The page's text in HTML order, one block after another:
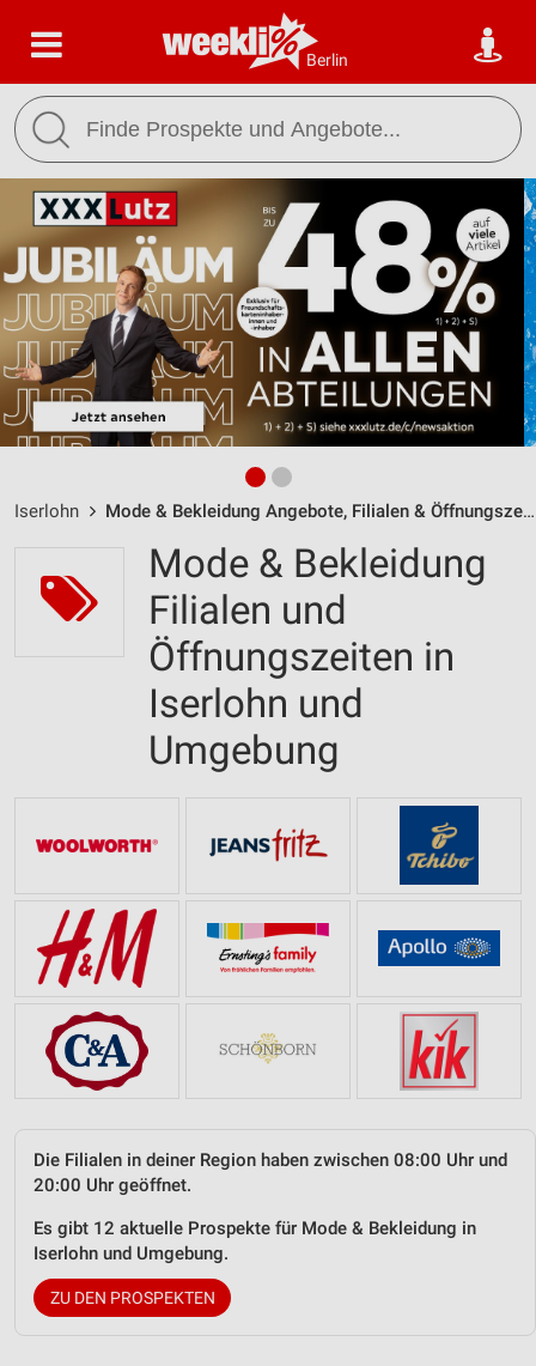
Berlin
Iserlohn Mode & Bekleidung Angebote, Filialen & Öffnungszeiten
Mode & Bekleidung
Filialen und
Öffnungszeiten in
Iserlohn und
Umgebung
Die Filialen in deiner Region haben zwischen 08:00 Uhr und
20:00 Uhr geöffnet.
Es gibt 12 aktuelle Prospekte für Mode & Bekleidung in
Iserlohn und Umgebung.
ZU DEN PROSPEKTEN